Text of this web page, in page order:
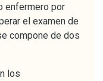
enfermero por
el examen de
compone de dos
los